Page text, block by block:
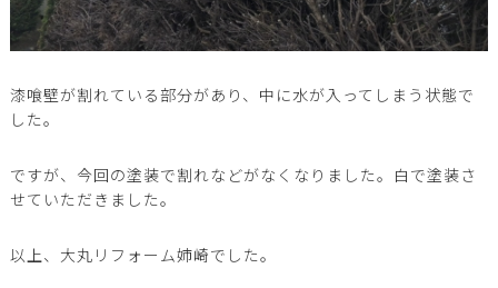
漆喰壁が割れている部分があり、中に水が入ってしまう状態で
した。
ですが、今回の塗装で割れなどがなくなりました。白で塗装さ
せていただきました。
以上、大丸リフォーム姉崎でした。